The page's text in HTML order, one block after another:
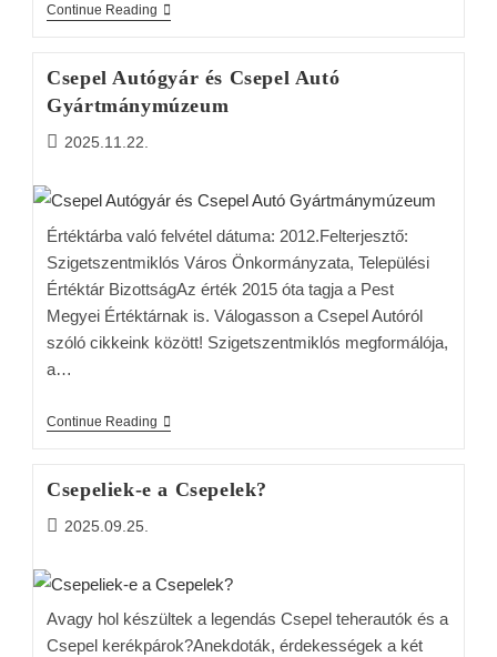
Continue Reading
Csepel Autógyár és Csepel Autó
Gyártmánymúzeum
2025.11.22.
Értéktárba való felvétel dátuma: 2012.Felterjesztő:
Szigetszentmiklós Város Önkormányzata, Települési
Értéktár BizottságAz érték 2015 óta tagja a Pest
Megyei Értéktárnak is. Válogasson a Csepel Autóról
szóló cikkeink között! Szigetszentmiklós megformálója,
a…
Continue Reading
Csepeliek-e a Csepelek?
2025.09.25.
Avagy hol készültek a legendás Csepel teherautók és a
Csepel kerékpárok?Anekdoták, érdekességek a két